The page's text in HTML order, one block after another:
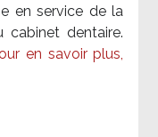
en service de la
cabinet dentaire.
en savoir plus,